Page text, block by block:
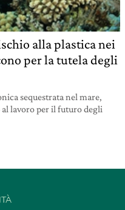
alla plastica nei
per la tutela degli
sequestrata nel mare,
lavoro per il futuro degli